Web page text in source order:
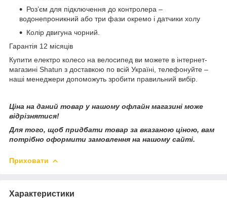
Роз’єм для підключення до контролера –
водонепроникний або три фази окремо і датчики холу
Колір двигуна чорний.
Гарантія 12 місяців
Купити електро колесо на велосипед ви можете в інтернет-
магазині Shatun з доставкою по всій Україні, телефонуйте –
наші менеджери допоможуть зробити правильний вибір.
Ціна на даний товар у нашому офлайн магазині може
відрізнятися!
Для того, щоб придбати товар за вказаною ціною, вам
потрібно оформити замовлення на нашому сайті.
Приховати
Характеристики